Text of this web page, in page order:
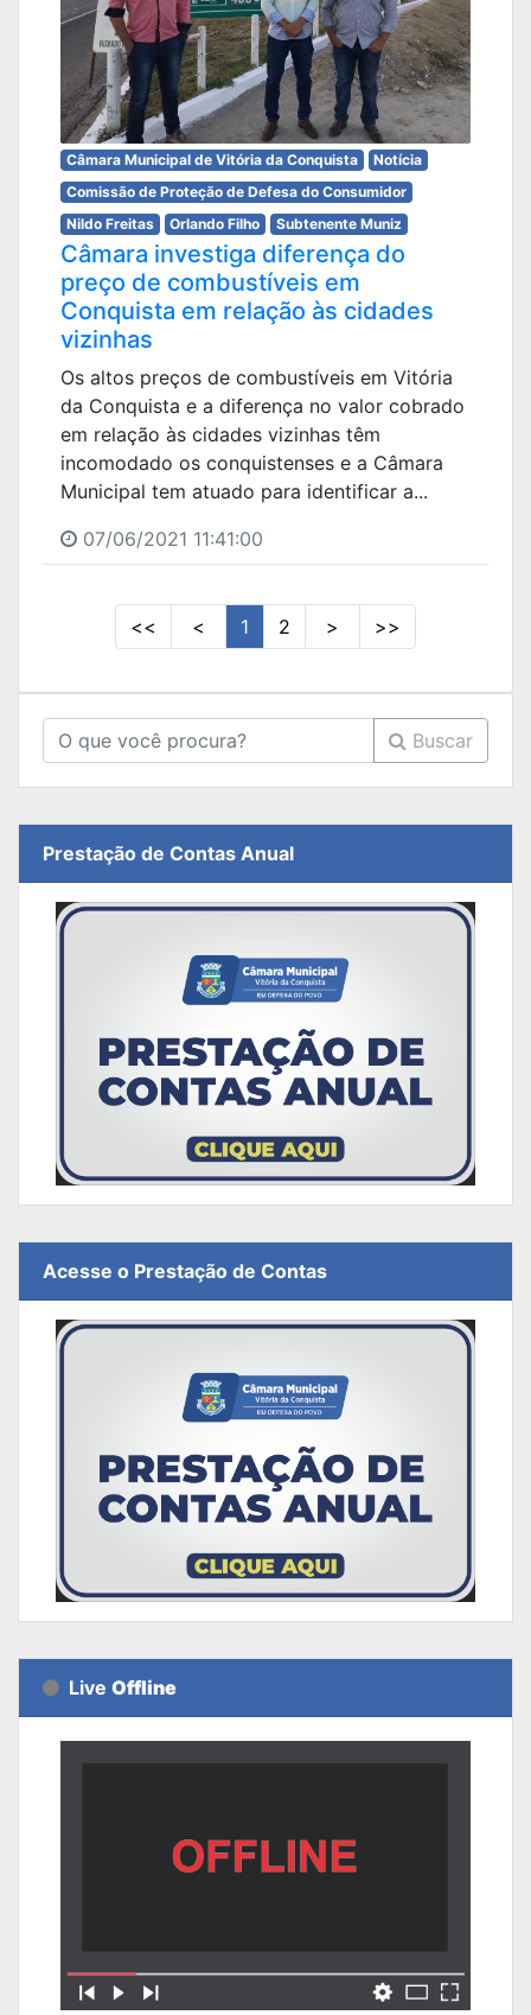
Câmara Municipal de Vitória da Conquista
Notícia
Comissão de Proteção de Defesa do Consumidor
Nildo Freitas
Orlando Filho Subtenente Muniz
Câmara investiga diferença do
preço de combustíveis em
Conquista em relação às cidades
vizinhas
Os altos preços de combustíveis em Vitória
da Conquista e a diferença no valor cobrado
em relação às cidades vizinhas têm
incomodado os conquistenses e a Câmara
Municipal tem atuado para identificar a...
07/06/2021 11:41:00
<< < 1 2 > >>
Buscar
Prestação de Contas Anual
Acesse o Prestação de Contas
Live Offline